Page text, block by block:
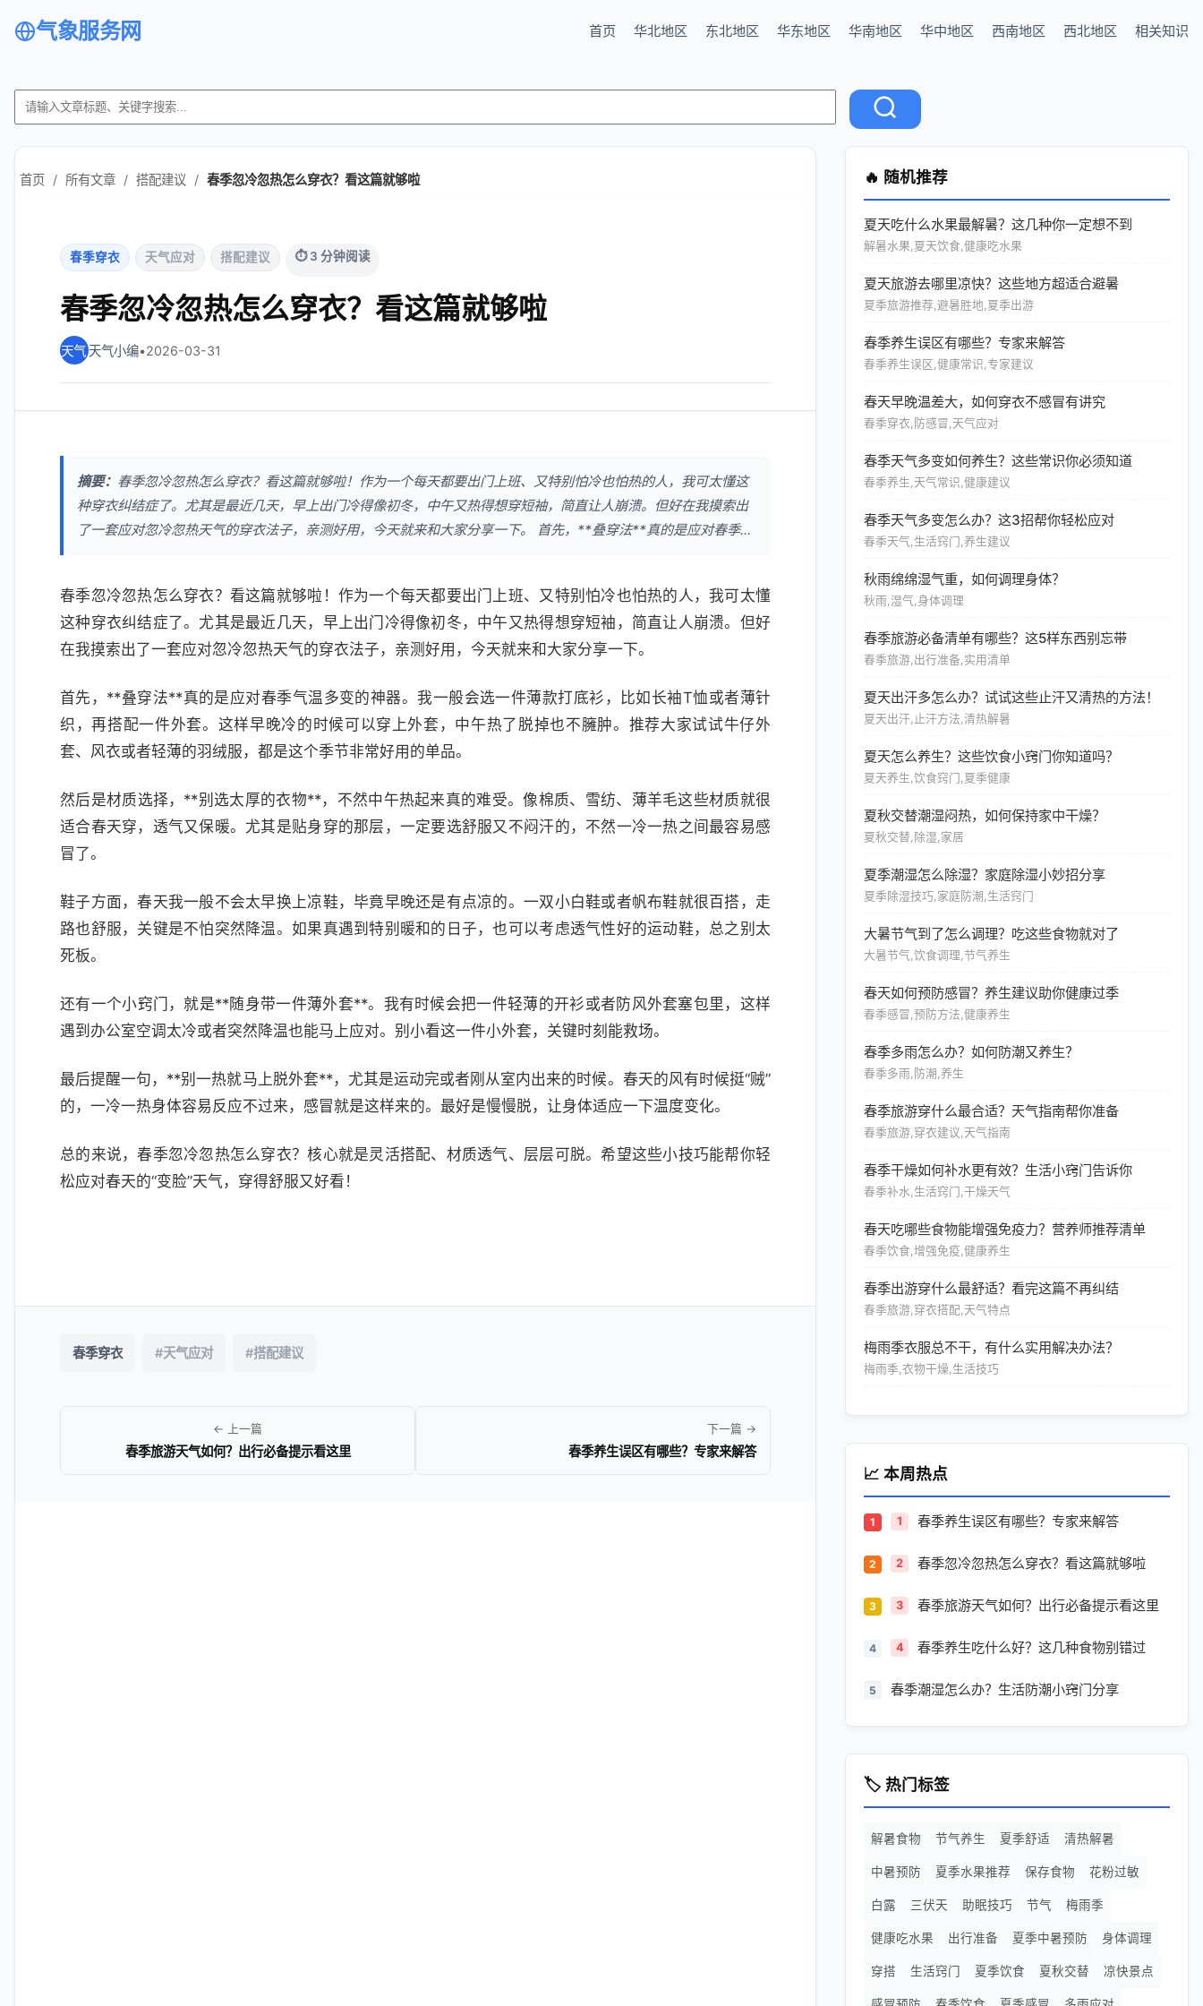
气象服务网 首页 华北地区 东北地区 华东地区 华南地区 华中地区 西南地区 西北地区 相关知识
首页 / 所有文章 / 搭配建议 / 春季忽冷忽热怎么穿衣？看这篇就够啦
春季穿衣 天气应对 搭配建议 ⏱ 3 分钟阅读
春季忽冷忽热怎么穿衣？看这篇就够啦
天气小编•2026-03-31
摘要： 春季忽冷忽热怎么穿衣？看这篇就够啦！作为一个每天都要出门上班、又特别怕冷也怕热的人，我可太懂这
种穿衣纠结症了。尤其是最近几天，早上出门冷得像初冬，中午又热得想穿短袖，简直让人崩溃。但好在我摸索出
了一套应对忽冷忽热天气的穿衣法子，亲测好用，今天就来和大家分享一下。 首先，**叠穿法**真的是应对春季...
春季忽冷忽热怎么穿衣？看这篇就够啦！作为一个每天都要出门上班、又特别怕冷也怕热的人，我可太懂
这种穿衣纠结症了。尤其是最近几天，早上出门冷得像初冬，中午又热得想穿短袖，简直让人崩溃。但好
在我摸索出了一套应对忽冷忽热天气的穿衣法子，亲测好用，今天就来和大家分享一下。
首先，**叠穿法**真的是应对春季气温多变的神器。我一般会选一件薄款打底衫，比如长袖T恤或者薄针
织，再搭配一件外套。这样早晚冷的时候可以穿上外套，中午热了脱掉也不臃肿。推荐大家试试牛仔外
套、风衣或者轻薄的羽绒服，都是这个季节非常好用的单品。
然后是材质选择，**别选太厚的衣物**，不然中午热起来真的难受。像棉质、雪纺、薄羊毛这些材质就很
适合春天穿，透气又保暖。尤其是贴身穿的那层，一定要选舒服又不闷汗的，不然一冷一热之间最容易感
冒了。
鞋子方面，春天我一般不会太早换上凉鞋，毕竟早晚还是有点凉的。一双小白鞋或者帆布鞋就很百搭，走
路也舒服，关键是不怕突然降温。如果真遇到特别暖和的日子，也可以考虑透气性好的运动鞋，总之别太
死板。
还有一个小窍门，就是**随身带一件薄外套**。我有时候会把一件轻薄的开衫或者防风外套塞包里，这样
遇到办公室空调太冷或者突然降温也能马上应对。别小看这一件小外套，关键时刻能救场。
最后提醒一句，**别一热就马上脱外套**，尤其是运动完或者刚从室内出来的时候。春天的风有时候挺“贼”
的，一冷一热身体容易反应不过来，感冒就是这样来的。最好是慢慢脱，让身体适应一下温度变化。
总的来说，春季忽冷忽热怎么穿衣？核心就是灵活搭配、材质透气、层层可脱。希望这些小技巧能帮你轻
松应对春天的“变脸”天气，穿得舒服又好看！
春季穿衣 #天气应对 #搭配建议
← 上一篇
春季旅游天气如何？出行必备提示看这里
下一篇 →
春季养生误区有哪些？专家来解答
🔥 随机推荐
夏天吃什么水果最解暑？这几种你一定想不到
解暑水果,夏天饮食,健康吃水果
夏天旅游去哪里凉快？这些地方超适合避暑
夏季旅游推荐,避暑胜地,夏季出游
春季养生误区有哪些？专家来解答
春季养生误区,健康常识,专家建议
春天早晚温差大，如何穿衣不感冒有讲究
春季穿衣,防感冒,天气应对
春季天气多变如何养生？这些常识你必须知道
春季养生,天气常识,健康建议
春季天气多变怎么办？这3招帮你轻松应对
春季天气,生活窍门,养生建议
秋雨绵绵湿气重，如何调理身体？
秋雨,湿气,身体调理
春季旅游必备清单有哪些？这5样东西别忘带
春季旅游,出行准备,实用清单
夏天出汗多怎么办？试试这些止汗又清热的方法！
夏天出汗,止汗方法,清热解暑
夏天怎么养生？这些饮食小窍门你知道吗？
夏天养生,饮食窍门,夏季健康
夏秋交替潮湿闷热，如何保持家中干燥？
夏秋交替,除湿,家居
夏季潮湿怎么除湿？家庭除湿小妙招分享
夏季除湿技巧,家庭防潮,生活窍门
大暑节气到了怎么调理？吃这些食物就对了
大暑节气,饮食调理,节气养生
春天如何预防感冒？养生建议助你健康过季
春季感冒,预防方法,健康养生
春季多雨怎么办？如何防潮又养生？
春季多雨,防潮,养生
春季旅游穿什么最合适？天气指南帮你准备
春季旅游,穿衣建议,天气指南
春季干燥如何补水更有效？生活小窍门告诉你
春季补水,生活窍门,干燥天气
春天吃哪些食物能增强免疫力？营养师推荐清单
春季饮食,增强免疫,健康养生
春季出游穿什么最舒适？看完这篇不再纠结
春季旅游,穿衣搭配,天气特点
梅雨季衣服总不干，有什么实用解决办法？
梅雨季,衣物干燥,生活技巧
📈 本周热点
1 春季养生误区有哪些？专家来解答
2 春季忽冷忽热怎么穿衣？看这篇就够啦
3 春季旅游天气如何？出行必备提示看这里
4 春季养生吃什么好？这几种食物别错过
5 春季潮湿怎么办？生活防潮小窍门分享
🏷️ 热门标签
解暑食物 节气养生 夏季舒适 清热解暑
中暑预防 夏季水果推荐 保存食物 花粉过敏
白露 三伏天 助眠技巧 节气 梅雨季
健康吃水果 出行准备 夏季中暑预防 身体调理
穿搭 生活窍门 夏季饮食 夏秋交替 凉快景点